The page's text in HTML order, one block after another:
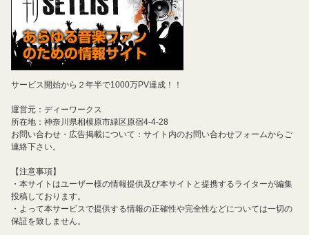
サービス開始から２年半で1000万PV達成！！
運営元：ディーワークス
所在地：神奈川県相模原市緑区原宿4-4-28
お問い合わせ・広告掲載について：サイト内のお問い合わせフォームからご
連絡下さい。
【注意事項】
・本サイトはユーザー様の情報提供及び本サイトと提携するライターが編集
投稿しております。
・よって本サービスで提供する情報の正確性や完全性などについては一切の
保証を致しません。